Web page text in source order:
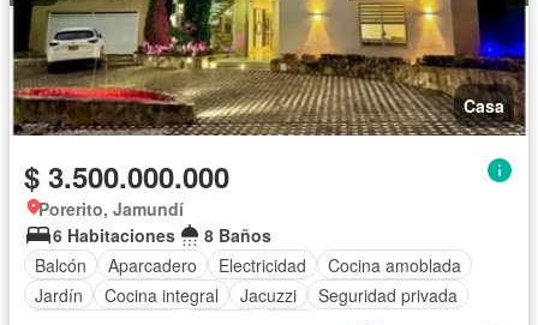
Casa
$ 3.500.000.000
Porerito, Jamundí
6 Habitaciones
8 Baños
Balcón
Aparcadero Electricidad
Cocina amoblada
Jardín
Cocina integral Jacuzzi
Seguridad privada